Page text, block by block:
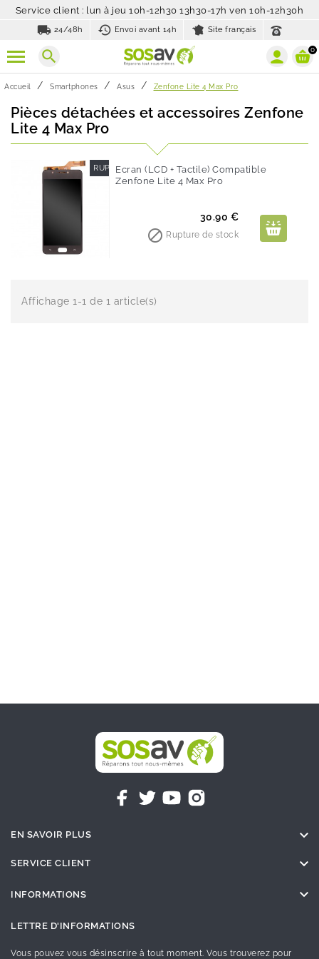
Service client : lun à jeu 10h-12h30 13h30-17h ven 10h-12h30h
local_shipping 24/48h history_toggle_off
Envoi avant 14h Site français
search 0
Accueil Smartphones Asus Zenfone Lite 4 Max Pro
Pièces détachées et accessoires Zenfone
Lite 4 Max Pro
RUPTURE DE STOCK
Ecran (LCD + Tactile) Compatible
Zenfone Lite 4 Max Pro
Prix
30.90 €
 Rupture de stock
Affichage 1-1 de 1 article(s)
EN SAVOIR PLUS 
SERVICE CLIENT 
INFORMATIONS 
LETTRE D'INFORMATIONS
Vous pouvez vous désinscrire à tout moment. Vous trouverez pour